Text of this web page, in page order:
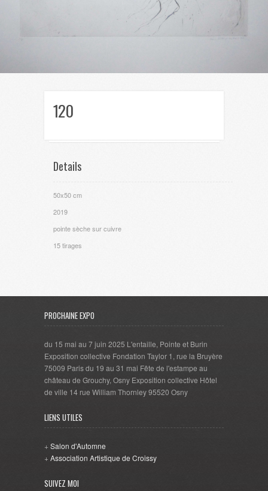
120
Details
50x50 cm
2019
pointe sèche sur cuivre
15 tirages
PROCHAINE EXPO
du 15 mai au 7 juin 2025 L'entaille, Pointe et Burin
Exposition collective Fondation Taylor 1, rue la Bruyère
75009 Paris du 19 au 31 mai Fête de l'estampe au
château de Grouchy, Osny Exposition collective Hôtel
de ville 14 rue William Thornley 95520 Osny
LIENS UTILES
+ Salon d'Automne
+ Association Artistique de Croissy
SUIVEZ MOI